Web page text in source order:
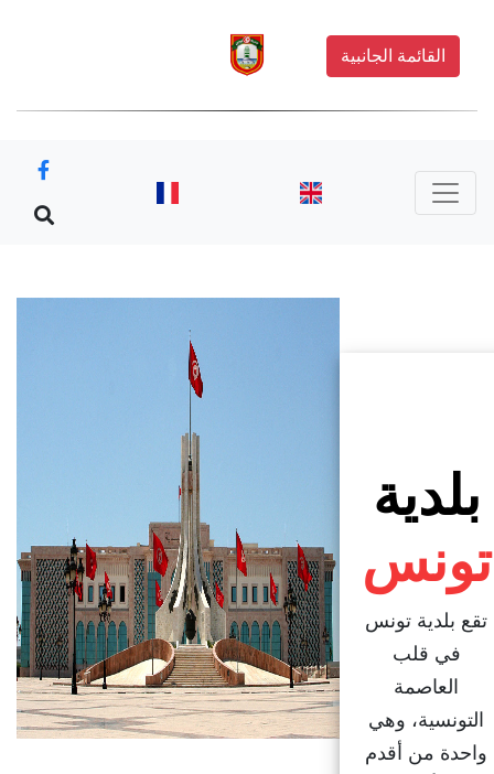
القائمة الجانبية
بلدية
تونس
تقع بلدية تونس
في قلب
العاصمة
التونسية، وهي
واحدة من أقدم